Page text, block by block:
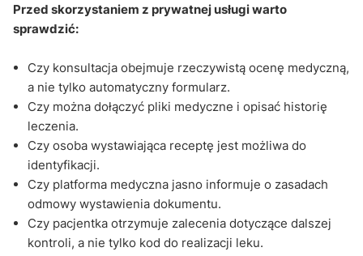
Przed skorzystaniem z prywatnej usługi warto
sprawdzić:
Czy konsultacja obejmuje rzeczywistą ocenę medyczną,
a nie tylko automatyczny formularz.
Czy można dołączyć pliki medyczne i opisać historię
leczenia.
Czy osoba wystawiająca receptę jest możliwa do
identyfikacji.
Czy platforma medyczna jasno informuje o zasadach
odmowy wystawienia dokumentu.
Czy pacjentka otrzymuje zalecenia dotyczące dalszej
kontroli, a nie tylko kod do realizacji leku.